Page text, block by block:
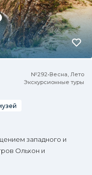
№292•Весна, Лето
Экскурсионные туры
западного и
Ольхон и